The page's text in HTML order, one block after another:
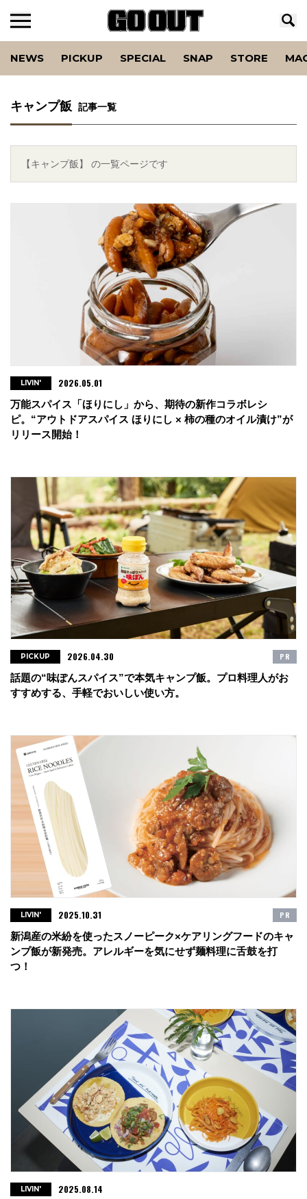
NEWS PICKUP SPECIAL SNAP STORE
キャンプ飯 記事一覧
【キャンプ飯】 の一覧ページです
万能スパイス「ほりにし」から、期待の新作コラボレシ
ピ。“アウトドアスパイス ほりにし × 柿の種のオイル漬け”が
リリース開始！
LIVIN' 2026.05.01
話題の“味ぽんスパイス”で本気キャンプ飯。プロ料理人がお
すすめする、手軽でおいしい使い方。
PICKUP 2026.04.30 PR
新潟産の米紛を使ったスノーピーク×ケアリングフードのキャ
ンプ飯が新発売。アレルギーを気にせず麺料理に舌鼓を打
つ！
LIVIN' 2025.10.31 PR
LIVIN' 2025.08.14